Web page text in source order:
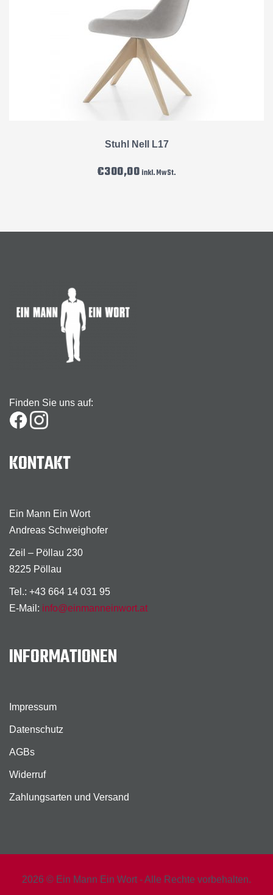
Stuhl Nell L17
€300,00 inkl. MwSt.
Finden Sie uns auf:
KONTAKT
Ein Mann Ein Wort
Andreas Schweighofer
Zeil – Pöllau 230
8225 Pöllau
Tel.: +43 664 14 031 95
E-Mail: info@einmanneinwort.at
INFORMATIONEN
Impressum
Datenschutz
AGBs
Widerruf
Zahlungsarten und Versand
2026 © Ein Mann Ein Wort - Alle Rechte vorbehalten.